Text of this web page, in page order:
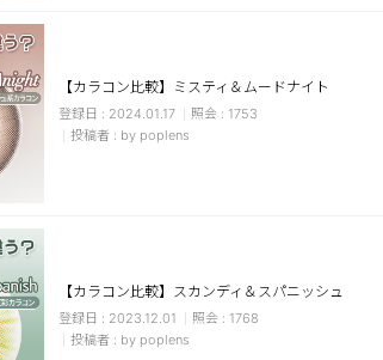
ピンク
乱視用
【カラコン比較】ミスティ＆ムードナイト
2024.01.17
1753
by poplens
【カラコン比較】スカンディ＆スパニッシュ
2023.12.01
1768
by poplens